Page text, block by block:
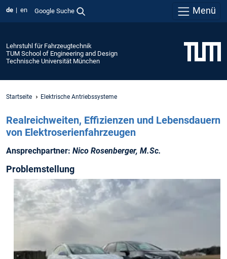
de en Google Suche Menü
Lehrstuhl für Fahrzeugtechnik
TUM School of Engineering and Design
Technische Universität München
Startseite Elektrische Antriebssysteme
Realreichweiten, Effizienzen und Lebensdauern
von Elektroserienfahrzeugen
Ansprechpartner: Nico Rosenberger, M.Sc.
Problemstellung